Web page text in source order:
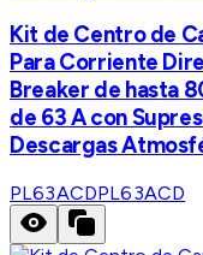
Kit de Centro de
Para Corriente
Breaker de hasta
de 63 A con
Descargas
PL63ACDPL63ACD